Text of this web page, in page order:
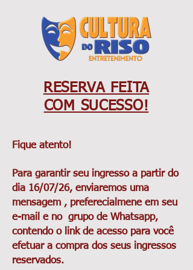
RESERVA FEITA
COM SUCESSO!
Fique atento!
Para garantir seu ingresso a partir do
dia 16/07/26, enviaremos uma
mensagem , preferecialmene em seu
e-mail e no grupo de Whatsapp,
contendo o link de acesso para você
efetuar a compra dos seus ingressos
reservados.